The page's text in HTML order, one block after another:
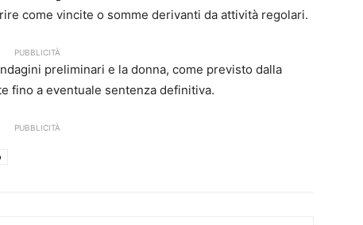
come vincite o somme derivanti da attività regolari.
PUBBLICITÀ
preliminari e la donna, come previsto dalla
fino a eventuale sentenza definitiva.
PUBBLICITÀ